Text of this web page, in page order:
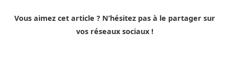
Vous aimez cet article ? N’hésitez pas à le partager sur
vos réseaux sociaux !